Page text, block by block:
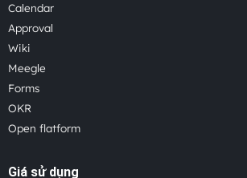
Calendar
Approval
Wiki
Meegle
Forms
OKR
Open flatform
Giá sử dụng